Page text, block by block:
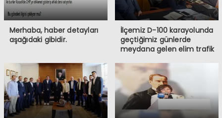
Merhaba, haber detayları
aşağıdaki gibidir.
İlçemiz D-100 karayolunda
geçtiğimiz günlerde
meydana gelen elim trafik
kaybetmiş bulunmaktayız.
Öncelikle hayatını
kaybeden vatandaşlarımıza
Allah’tan rahmet, ailelerine
ve sevenlerine başsağlığı
diliyorum.